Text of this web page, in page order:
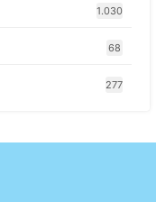
1.030
68
277